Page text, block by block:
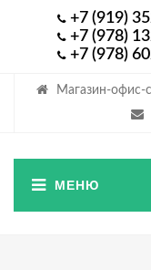
Магазин-офис-
+7 (919)
+7 (978)
+7 (978)